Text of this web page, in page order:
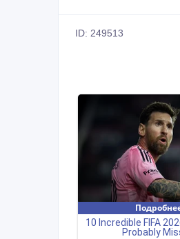
ID: 249513